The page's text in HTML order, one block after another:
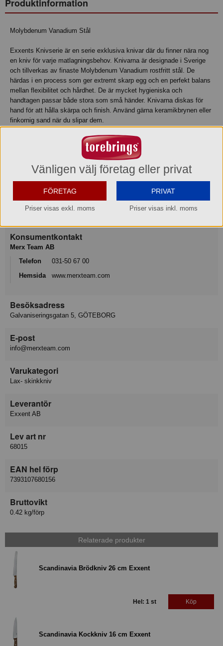
Produktinformation
Molybdenum Vanadium Stål
Exxents Knivserie är en serie exklusiva knivar där du finner nära nog
en kniv för varje matlagningsbehov. Knivarna är designade i Sverige
och tillverkas av finaste Molybdenum Vanadium rostfritt stål. De
härdas i en process som ger extremt skarp egg och en perfekt balans
mellan flexibilitet och hårdhet. De är mycket hygieniska och
handtagen passar både stora som små händer. Knivarna diskas för
hand för att hålla skärpa och finish. Använd gärna keramikbrynen eller
finkornig sand när du slipar dem.
Exxent ger idag stjärnglans till såväl proffs inom hotell, restaurang och
kockutbildningar som till inspirerade amatörer i hemmaköket.
Mått/storlek: L 30 cm
Varumärke
Konsumentkontakt
Merx Team AB
Telefon
031-50 67 00
Hemsida
www.merxteam.com
Besöksadress
Galvaniseringsgatan 5, GÖTEBORG
E-post
info@merxteam.com
Varukategori
Lax- skinkkniv
Leverantör
Exxent AB
Lev art nr
68015
EAN hel förp
7393107680156
Bruttovikt
0.42 kg/förp
Relaterade produkter
Scandinavia Brödkniv 26 cm Exxent
Hel: 1 st Köp
Scandinavia Kockkniv 16 cm Exxent
Vänligen välj företag eller privat
FÖRETAG
Priser visas exkl. moms
PRIVAT
Priser visas inkl. moms